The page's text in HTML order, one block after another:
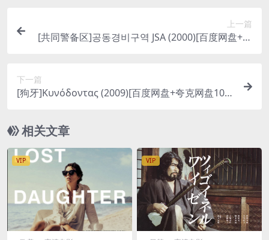
上一篇
[共同警备区]공동경비구역 JSA (2000)[百度网盘+迅
下一篇
[狗牙]Κυνόδοντας (2009)[百度网盘+夸克网盘108
B][中文字幕]
相关文章
VIP VIP